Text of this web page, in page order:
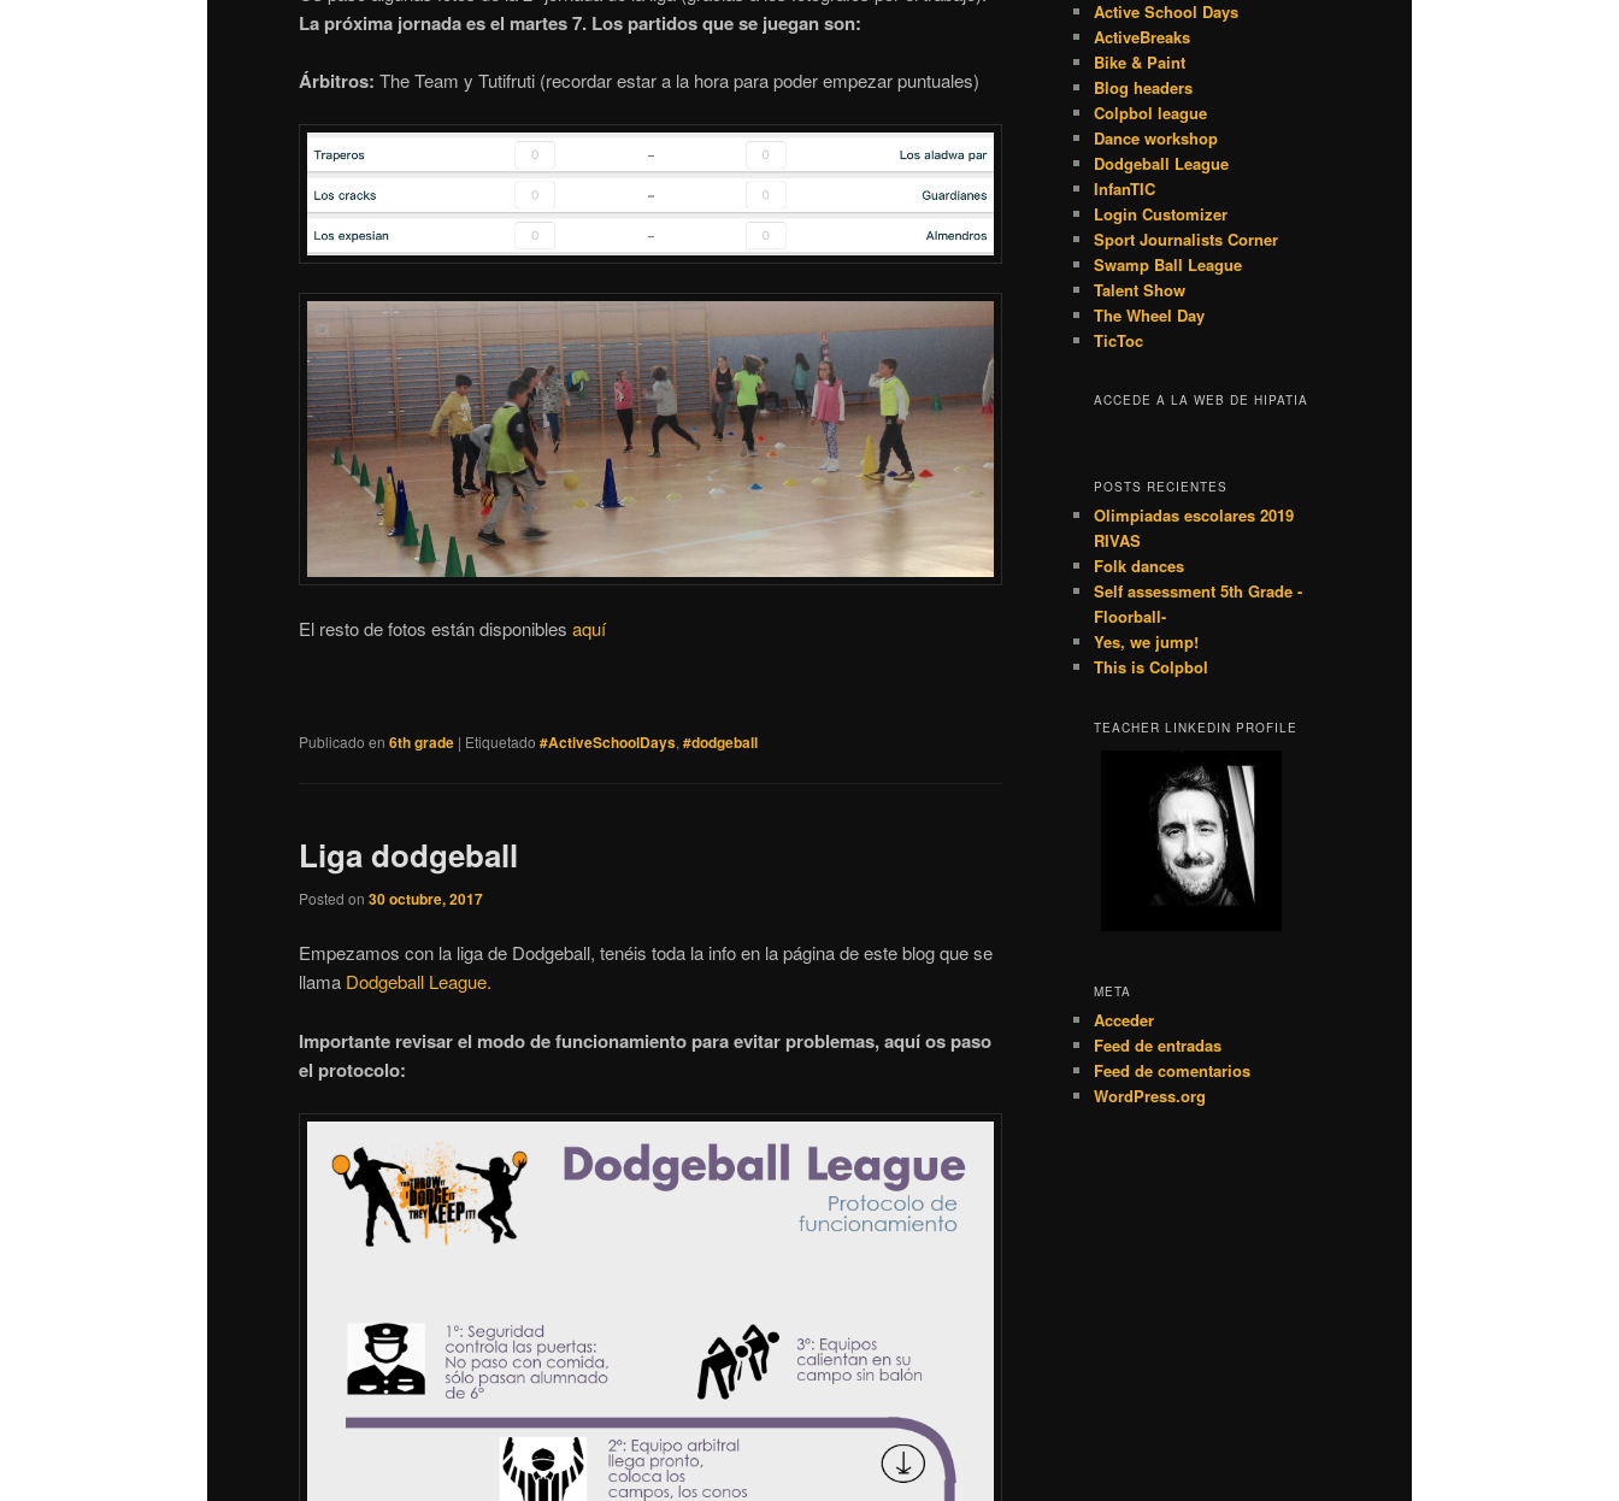
La próxima jornada es el martes 7. Los partidos que se juegan son:
Árbitros: The Team y Tutifruti (recordar estar a la hora para poder empezar puntuales)
El resto de fotos están disponibles aquí
Publicado en 6th grade | Etiquetado #ActiveSchoolDays, #dodgeball
Liga dodgeball
Posted on 30 octubre, 2017
Empezamos con la liga de Dodgeball, tenéis toda la info en la página de este blog que se
llama Dodgeball League.
Importante revisar el modo de funcionamiento para evitar problemas, aquí os paso
el protocolo:
Active School Days
ActiveBreaks
Bike & Paint
Blog headers
Colpbol league
Dance workshop
Dodgeball League
InfanTIC
Login Customizer
Sport Journalists Corner
Swamp Ball League
Talent Show
The Wheel Day
TicToc
ACCEDE A LA WEB DE HIPATIA
POSTS RECIENTES
Olimpiadas escolares 2019
RIVAS
Folk dances
Self assessment 5th Grade -
Floorball-
Yes, we jump!
This is Colpbol
TEACHER LINKEDIN PROFILE
META
Acceder
Feed de entradas
Feed de comentarios
WordPress.org